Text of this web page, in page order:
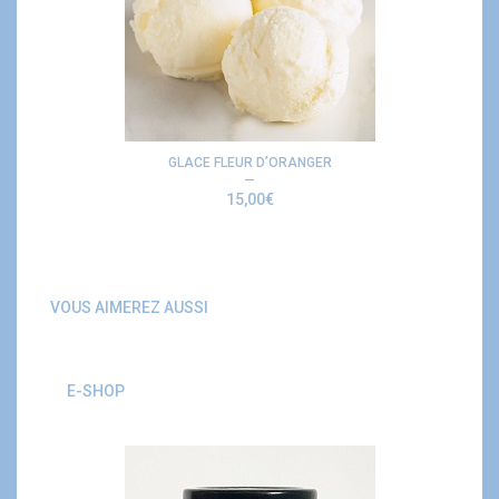
GLACE FLEUR D’ORANGER
15,00€
VOUS AIMEREZ AUSSI
E-SHOP